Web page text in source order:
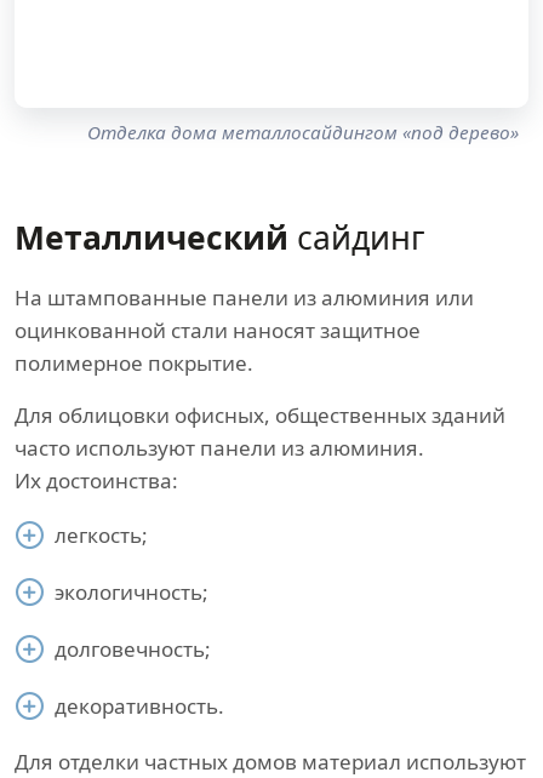
Отделка дома металлосайдингом «под дерево»
Металлический сайдинг
На штампованные панели из алюминия или
оцинкованной стали наносят защитное
полимерное покрытие.
Для облицовки офисных, общественных зданий
часто используют панели из алюминия.
Их достоинства:
легкость;
экологичность;
долговечность;
декоративность.
Для отделки частных домов материал используют